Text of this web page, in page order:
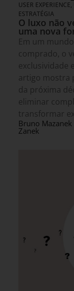
USER EXPERIENCE,
ESTRATÉGIA
O luxo não
uma nova
Em um
comprado, o
exclusividade
artigo mostra
da próxima
eliminar
transformar
Bruno Mazanek
Zanek